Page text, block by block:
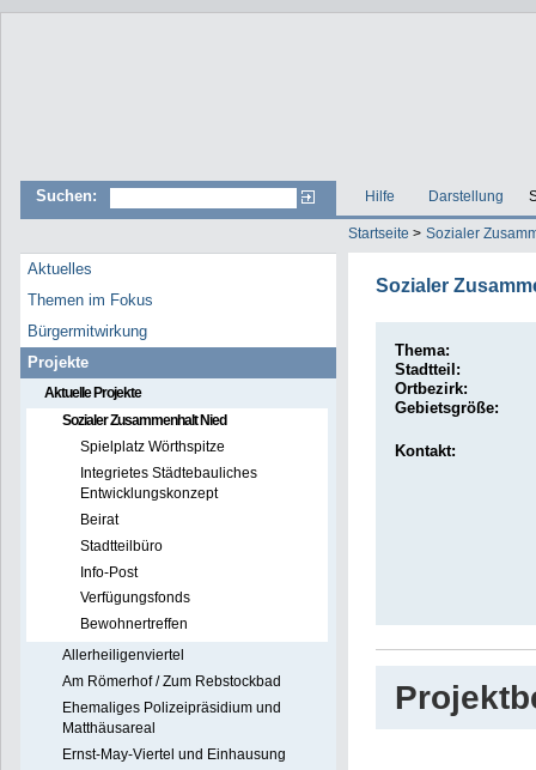
Suchen: Hilfe Darstellung
Startseite > Sozialer
Aktuelles
Themen im Fokus
Bürgermitwirkung
Projekte
Aktuelle Projekte
Sozialer Zusammenhalt Nied
Spielplatz Wörthspitze
Integrietes Städtebauliches
Entwicklungskonzept
Beirat
Stadtteilbüro
Info-Post
Verfügungsfonds
Bewohnertreffen
Allerheiligenviertel
Am Römerhof / Zum Rebstockbad
Ehemaliges Polizeipräsidium und
Matthäusareal
Ernst-May-Viertel und Einhausung
Sozialer
Thema:
Stadtteil:
Ortbezirk:
Gebietsgröße:
Kontakt: